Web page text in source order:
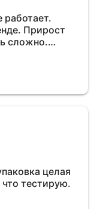
работает.
Прирост
сложно.
что
целая
тестирую.